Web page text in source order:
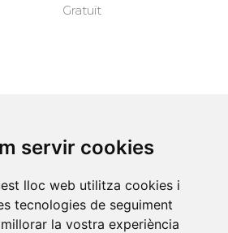
servir cookies
lloc web utilitza cookies i
tecnologies de seguiment
la vostra experiència
Gratuït